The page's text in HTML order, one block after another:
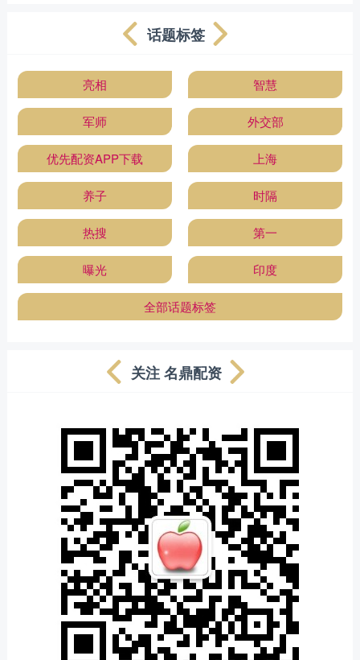
话题标签
亮相 智慧
军师 外交部
优先配资APP下载 上海
养子 时隔
热搜 第一
曝光 印度
全部话题标签
关注 名鼎配资